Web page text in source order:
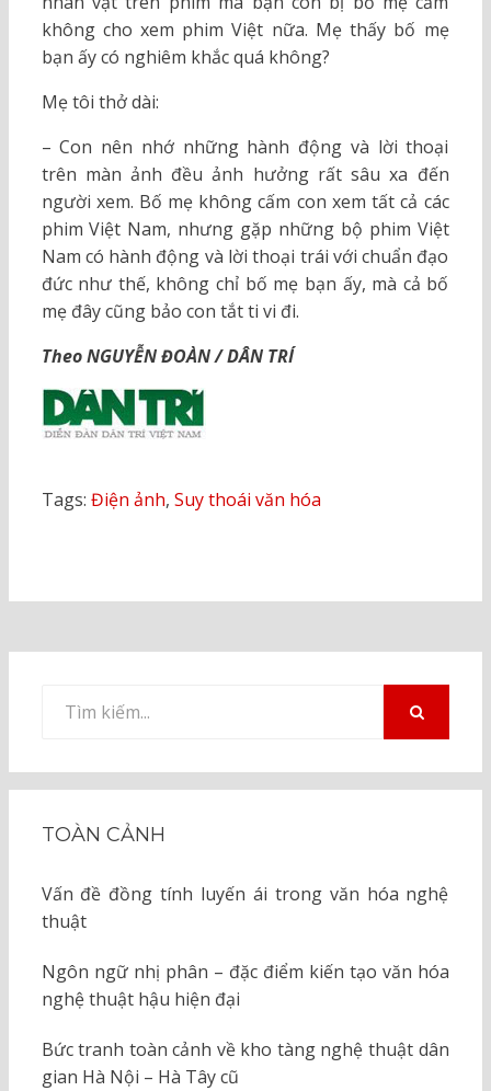
không cho xem phim Việt nữa. Mẹ thấy bố mẹ
bạn ấy có nghiêm khắc quá không?
Mẹ tôi thở dài:
– Con nên nhớ những hành động và lời thoại
trên màn ảnh đều ảnh hưởng rất sâu xa đến
người xem. Bố mẹ không cấm con xem tất cả các
phim Việt Nam, nhưng gặp những bộ phim Việt
Nam có hành động và lời thoại trái với chuẩn đạo
đức như thế, không chỉ bố mẹ bạn ấy, mà cả bố
mẹ đây cũng bảo con tắt ti vi đi.
Theo NGUYỄN ĐOÀN / DÂN TRÍ
Tags: Điện ảnh, Suy thoái văn hóa
kiếm
TOÀN CẢNH
Vấn đề đồng tính luyến ái trong văn hóa nghệ
thuật
Ngôn ngữ nhị phân – đặc điểm kiến tạo văn hóa
nghệ thuật hậu hiện đại
Bức tranh toàn cảnh về kho tàng nghệ thuật dân
gian Hà Nội – Hà Tây cũ